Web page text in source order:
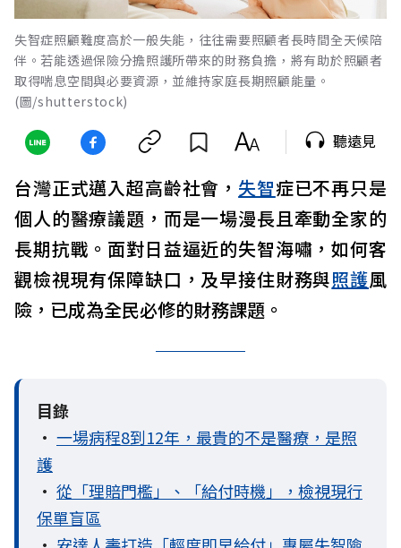
失智症照顧難度高於一般失能，往往需要照顧者長時間全天候陪
伴。若能透過保險分擔照護所帶來的財務負擔，將有助於照顧者
取得喘息空間與必要資源，並維持家庭長期照顧能量。
(圖/shutterstock)
聽遠見
台灣正式邁入超高齡社會， 失智症已不再只是
個人的醫療議題，而是一場漫長且牽動全家的
長期抗戰。面對日益逼近的失智海嘯，如何客
觀檢視現有保障缺口，及早接住財務與照護風
險，已成為全民必修的財務課題。
目錄
• 一場病程8到12年，最貴的不是醫療，是照
護
• 從「理賠門檻」、「給付時機」，檢視現行
保單盲區